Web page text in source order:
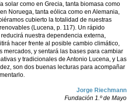
solar como en Grecia, tanta biomasa como
Noruega, tanta eólica como en Alemania,
cubierto la totalidad de nuestras
(Lucena, p. 117). Un rápido
nuestra dependencia externa,
hacer frente al posible cambio climático,
mercados, y sentará las bases para cambiar
y tradicionales de Antonio Lucena, y Las
son dos buenas lecturas para acompañar
Jorge Riechmann
Fundación 1.º de Mayo